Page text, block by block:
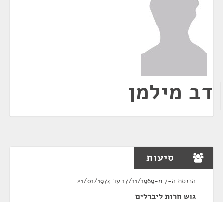
דב מילמן
סיעות
הכנסת ה-7 מ-17/11/1969 עד 21/01/1974
גוש חרות ליברלים